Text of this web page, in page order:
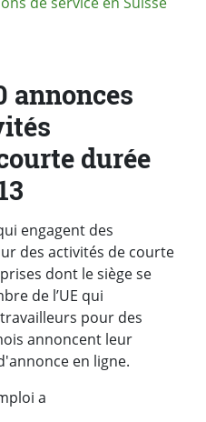
annonces
durée
engagent des
des activités de courte
dont le siège se
de l’UE qui
pour des
annoncent leur
en ligne.
a